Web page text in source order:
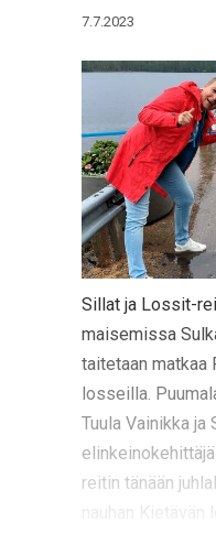
7.7.2023
Sillat ja Lossit-
maisemissa
taitetaan matkaa
losseilla.
Tuula Vainikka ja
reitin tänään
nauhan